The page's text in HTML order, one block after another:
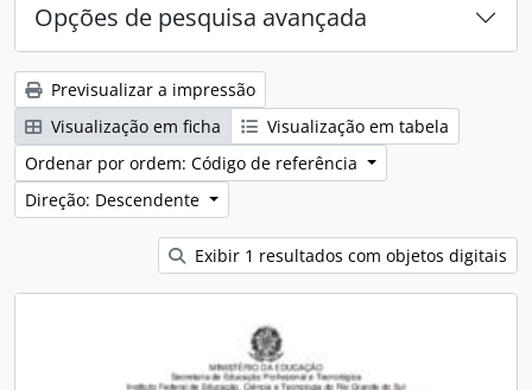
Opções de pesquisa avançada
Previsualizar a impressão
Visualização em ficha
Visualização em tabela
Ordenar por ordem: Código de referência
Direção: Descendente
Exibir 1 resultados com objetos digitais